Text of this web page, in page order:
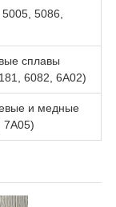
5086,
сплавы
6082, 6A02)
и медные
7A05)